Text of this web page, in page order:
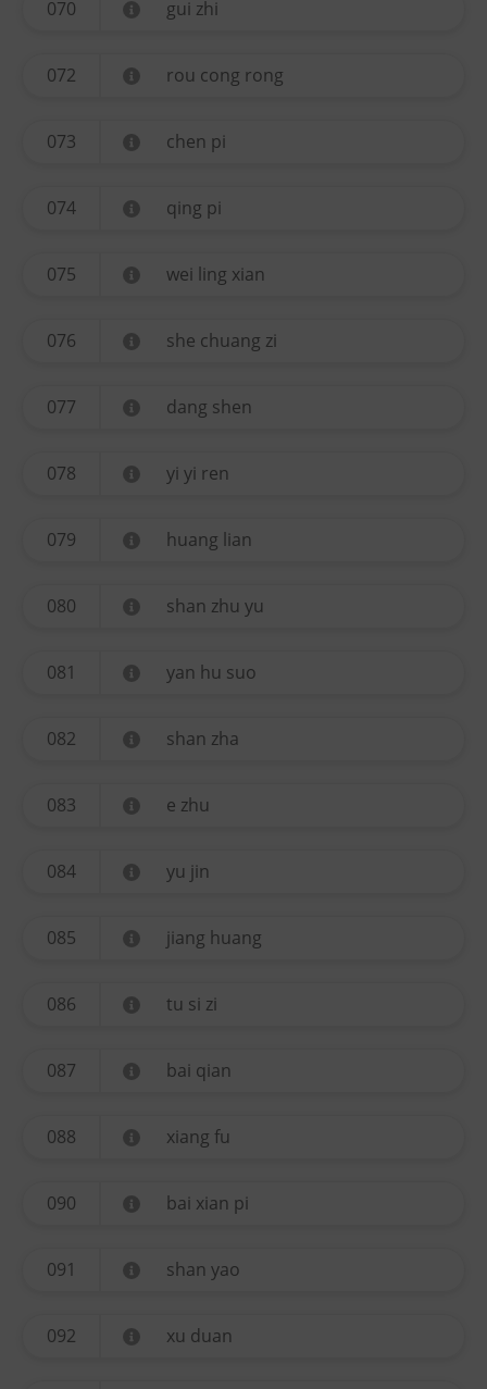
070 gui zhi
072 rou cong rong
073 chen pi
074 qing pi
075 wei ling xian
076 she chuang zi
077 dang shen
078 yi yi ren
079 huang lian
080 shan zhu yu
081 yan hu suo
082 shan zha
083 e zhu
084 yu jin
085 jiang huang
086 tu si zi
087 bai qian
088 xiang fu
090 bai xian pi
091 shan yao
092 xu duan